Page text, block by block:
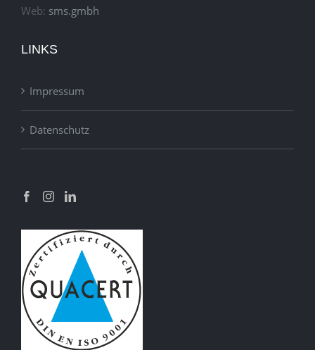
Web: sms.gmbh
LINKS
Impressum
Datenschutz